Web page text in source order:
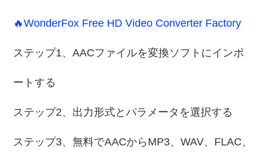
🔥WonderFox Free HD Video Converter Factory
ステップ1、AACファイルを変換ソフトにインポ
ートする
ステップ2、出力形式とパラメータを選択する
ステップ3、無料でAACからMP3、WAV、FLAC、